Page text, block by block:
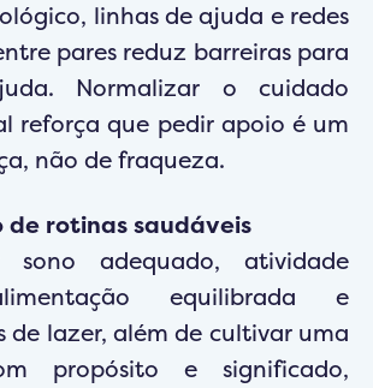
linhas de ajuda e redes
pares reduz barreiras para
Normalizar o cuidado
reforça que pedir apoio é um
não de fraqueza.
de rotinas saudáveis
sono adequado, atividade
equilibrada e
de lazer, além de cultivar uma
propósito e significado,